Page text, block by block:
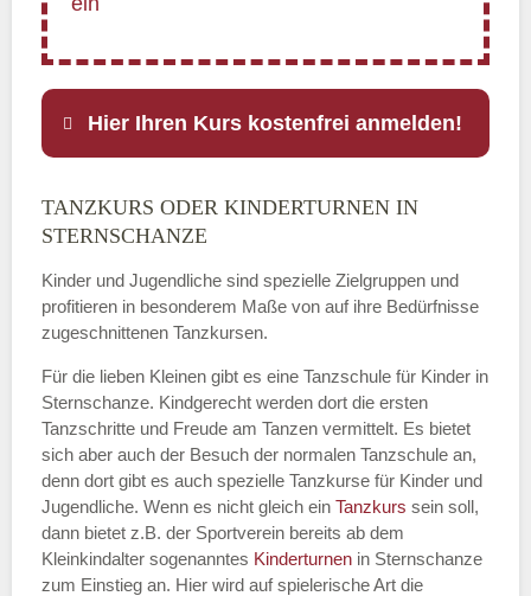
Hier Ihren Kurs kostenfrei anmelden!
Name
E-Mail*
Name der Tanzschule
TANZKURS ODER KINDERTURNEN IN
STERNSCHANZE
Kinder und Jugendliche sind spezielle Zielgruppen und
profitieren in besonderem Maße von auf ihre Bedürfnisse
zugeschnittenen Tanzkursen.
Für die lieben Kleinen gibt es eine Tanzschule für Kinder in
Sternschanze. Kindgerecht werden dort die ersten
Tanzschritte und Freude am Tanzen vermittelt. Es bietet
sich aber auch der Besuch der normalen Tanzschule an,
denn dort gibt es auch spezielle Tanzkurse für Kinder und
Jugendliche. Wenn es nicht gleich ein Tanzkurs sein soll,
dann bietet z.B. der Sportverein bereits ab dem
Kleinkindalter sogenanntes Kinderturnen in Sternschanze
zum Einstieg an. Hier wird auf spielerische Art die